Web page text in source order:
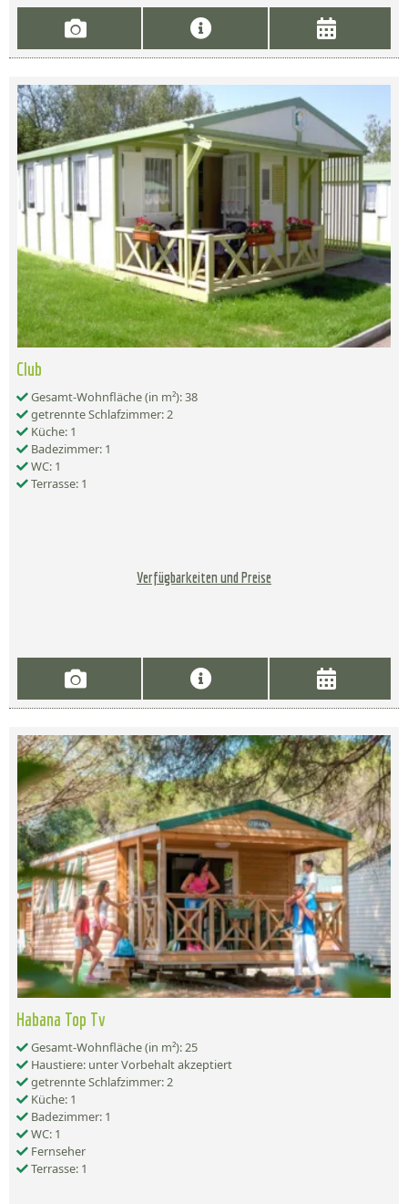
Club
Gesamt-Wohnfläche (in m²): 38
getrennte Schlafzimmer: 2
Küche: 1
Badezimmer: 1
WC: 1
Terrasse: 1
Verfügbarkeiten und Preise
Habana Top Tv
Gesamt-Wohnfläche (in m²): 25
Haustiere: unter Vorbehalt akzeptiert
getrennte Schlafzimmer: 2
Küche: 1
Badezimmer: 1
WC: 1
Fernseher
Terrasse: 1